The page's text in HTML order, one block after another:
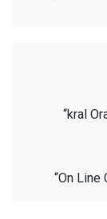
“kral
“On